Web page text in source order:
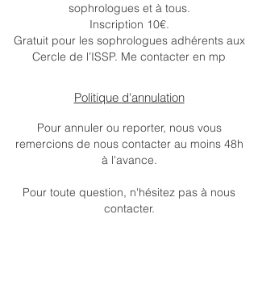
sophrologues et à tous.
Inscription 10€.
Gratuit pour les sophrologues adhérents aux
Cercle de l’ISSP. Me contacter en mp
Politique d'annulation
Pour annuler ou reporter, nous vous
remercions de nous contacter au moins 48h
à l'avance.
Pour toute question, n'hésitez pas à nous
contacter.